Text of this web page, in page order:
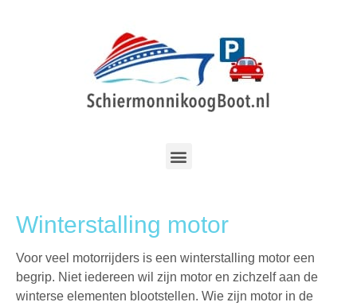
Winterstalling motor
Voor veel motorrijders is een winterstalling motor een
begrip. Niet iedereen wil zijn motor en zichzelf aan de
winterse elementen blootstellen. Wie zijn motor in de